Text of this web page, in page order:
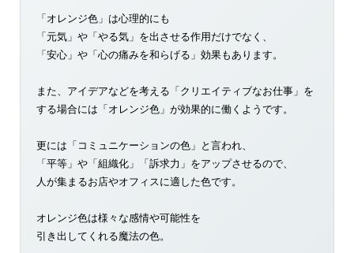
「オレンジ色」は心理的にも
「元気」や「やる気」を出させる作用だけでなく、
「安心」や「心の痛みを和らげる」効果もあります。
また、アイデアなどを考える「クリエイティブなお仕事」を
する場合には「オレンジ色」が効果的に働くようです。
更には「コミュニケーションの色」と言われ、
「平等」や「組織化」「訴求力」をアップさせるので、
人が集まるお店やオフィスに適した色です。
オレンジ色は様々な感情や可能性を
引き出してくれる魔法の色。